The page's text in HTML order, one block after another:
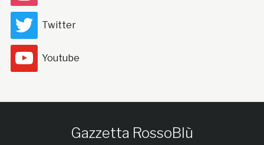
Twitter
Youtube
Gazzetta RossoBlù